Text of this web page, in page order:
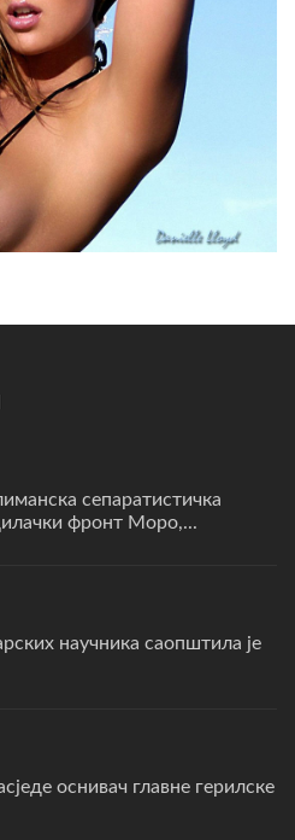
сепаратистичка
фронт Моро,...
научника саопштила је
оснивач главне герилске